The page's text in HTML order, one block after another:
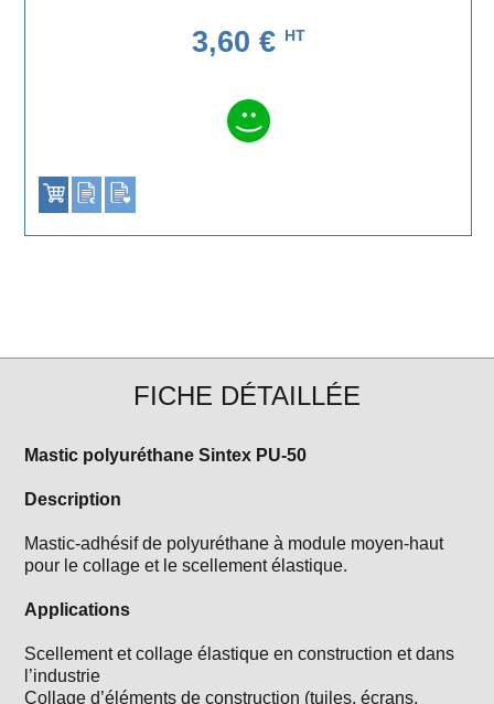
3,60 € HT
FICHE DÉTAILLÉE
Mastic polyuréthane Sintex PU-50
Description
Mastic-adhésif de polyuréthane à module moyen-haut
pour le collage et le scellement élastique.
Applications
Scellement et collage élastique en construction et dans
l’industrie
Collage d’éléments de construction (tuiles, écrans,